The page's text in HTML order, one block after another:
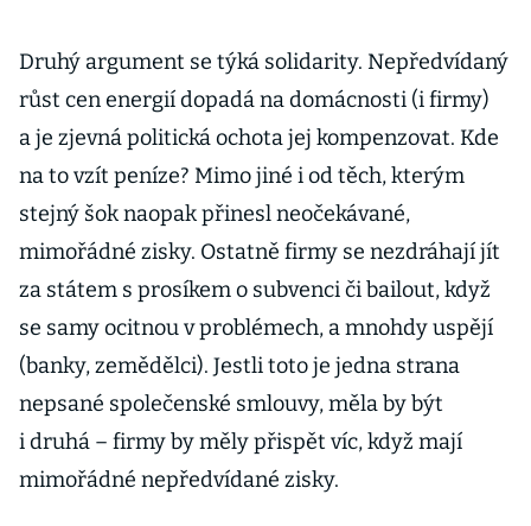
Druhý argument se týká solidarity. Nepředvídaný
růst cen energií dopadá na domácnosti (i firmy)
a je zjevná politická ochota jej kompenzovat. Kde
na to vzít peníze? Mimo jiné i od těch, kterým
stejný šok naopak přinesl neočekávané,
mimořádné zisky. Ostatně firmy se nezdráhají jít
za státem s prosíkem o subvenci či bailout, když
se samy ocitnou v problémech, a mnohdy uspějí
(banky, zemědělci). Jestli toto je jedna strana
nepsané společenské smlouvy, měla by být
i druhá – firmy by měly přispět víc, když mají
mimořádné nepředvídané zisky.